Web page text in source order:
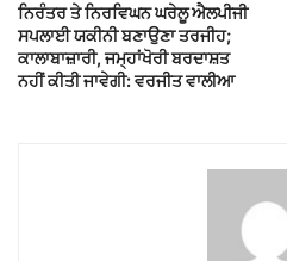
ਨਿਰੰਤਰ ਤੇ ਨਿਰਵਿਘਨ ਘਰੇਲੂ ਐਲਪੀਜੀ
ਸਪਲਾਈ ਯਕੀਨੀ ਬਣਾਉਣਾ ਤਰਜੀਹ;
ਕਾਲਾਬਾਜ਼ਾਰੀ, ਜਮ੍ਹਾਂਖੋਰੀ ਬਰਦਾਸ਼ਤ
ਨਹੀਂ ਕੀਤੀ ਜਾਵੇਗੀ: ਵਰਜੀਤ ਵਾਲੀਆ